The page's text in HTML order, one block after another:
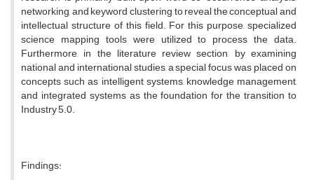
networking, and keyword clustering to reveal the conceptual and
intellectual structure of this field. For this purpose, specialized
science mapping tools were utilized to process the data.
Furthermore, in the literature review section, by examining
national and international studies, a special focus was placed on
concepts such as intelligent systems, knowledge management,
and integrated systems as the foundation for the transition to
Industry 5.0.
Findings: